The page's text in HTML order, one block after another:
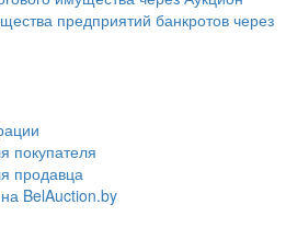
предприятий банкротов через
покупателя
продавца
BelAuction.by